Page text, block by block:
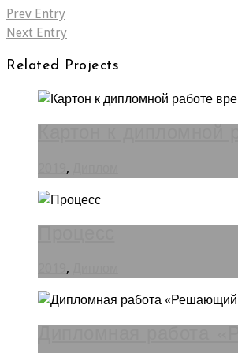
Prev Entry
Next Entry
Related Projects
,
,